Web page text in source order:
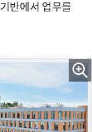
반에서 업무를